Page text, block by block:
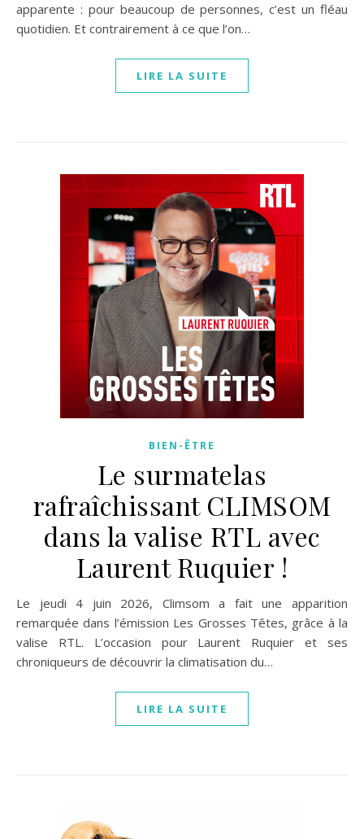
apparente : pour beaucoup de personnes, c’est un fléau
quotidien. Et contrairement à ce que l’on…
LIRE LA SUITE
BIEN-ÊTRE
Le surmatelas
rafraîchissant CLIMSOM
dans la valise RTL avec
Laurent Ruquier !
Le jeudi 4 juin 2026, Climsom a fait une apparition
remarquée dans l’émission Les Grosses Têtes, grâce à la
valise RTL. L’occasion pour Laurent Ruquier et ses
chroniqueurs de découvrir la climatisation du…
LIRE LA SUITE